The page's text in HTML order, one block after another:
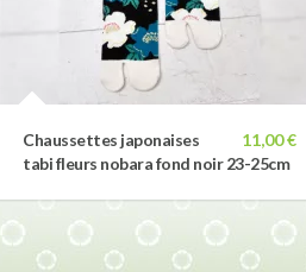
11,00 €
Chaussettes japonaises
tabi fleurs nobara fond noir 23-25cm